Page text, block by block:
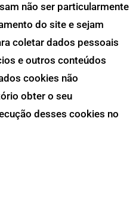
não ser particularmente
do site e sejam
coletar dados pessoais
e outros conteúdos
cookies não
obter o seu
desses cookies no